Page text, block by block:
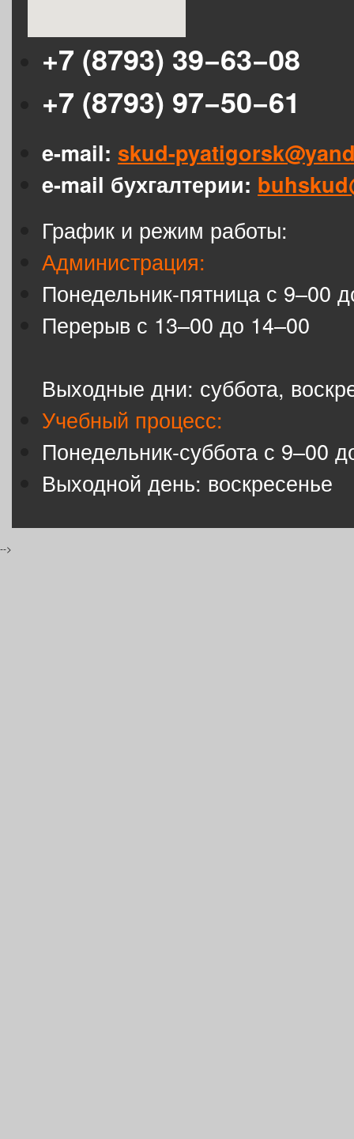
+7 (8793) 39−63−08
+7 (8793) 97−50−61
e-mail: skud-
e-mail бухгалтерии:
График и режим работы:
Администрация:
Понедельник-пятница с 9–00
Перерыв с 13–00 до 14–00
Выходные дни: суббота,
Учебный процесс:
Понедельник-суббота с 9–00
Выходной день: воскресенье
-->